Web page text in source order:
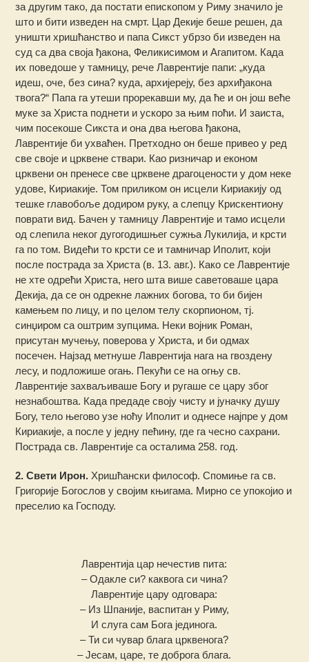
за другим тако, да постати епископом у Риму значило је
што и бити изведен на смрт. Цар Декије беше решен, да
уништи хришћанство и папа Сикст убрзо би изведен на
суд са два своја ђакона, Феликисимом и Агапитом. Када
их поведоше у тамницу, рече Лаврентије папи: „куда
идеш, оче, без сина? куда, архијереју, без архиђакона
твога?“ Папа га утеши прорекавши му, да ће и он још веће
муке за Христа поднети и ускоро за њим поћи. И заиста,
чим посекоше Сикста и она два његова ђакона,
Лаврентије би ухваћен. Претходно он беше привео у ред
све своје и црквене ствари. Као ризничар и економ
црквени он пренесе све црквене драгоцености у дом неке
удове, Кириакије. Том приликом он исцели Кириакију од
тешке главобоље додиром руку, а слепцу Крискентиону
поврати вид. Бачен у тамницу Лаврентије и тамо исцели
од слепила неког дугогодишњег сужња Лукилија, и крсти
га по том. Видећи то крсти се и тамничар Иполит, који
после пострада за Христа (в. 13. авг.). Како се Лаврентије
не хте одрећи Христа, него шта више саветоваше цара
Декија, да се он одрекне лажних богова, то би бијен
камењем по лицу, и по целом телу скорпионом, тј.
синџиром са оштрим зупцима. Неки војник Роман,
присутан мучењу, поверова у Христа, и би одмах
посечен. Најзад метнуше Лаврентија нага на гвоздену
лесу, и подложише огањ. Пекући се на огњу св.
Лаврентије захваљиваше Богу и ругаше се цару због
незнабоштва. Када предаде своју чисту и јуначку душу
Богу, тело његово узе ноћу Иполит и однесе најпре у дом
Кириакије, а после у једну пећину, где га чесно сахрани.
Пострада св. Лаврентије са осталима 258. год.
2. Свети Ирон. Хришћански философ. Спомиње га св.
Григорије Богослов у својим књигама. Мирно се упокојио и
преселио ка Господу.
Лаврентија цар нечестив пита:
– Одакле си? каквога си чина?
Лаврентије цару одговара:
– Из Шпаније, васпитан у Риму,
И слуга сам Бога јединога.
– Ти си чувар блага црквенога?
– Јесам, царе, те доброга блага.